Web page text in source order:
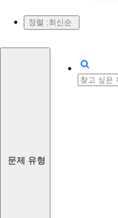
정렬 :최신순
문제 유형